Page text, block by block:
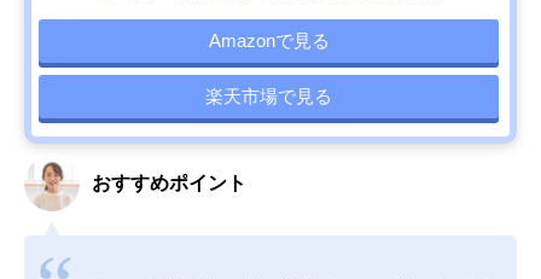
Amazonで見る
楽天市場で見る
おすすめポイント